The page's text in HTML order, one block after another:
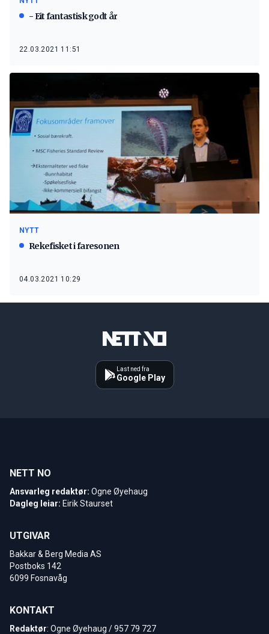
- Eit fantastisk godt år
22.03.2021 11:51
NYTT
Rekefisket i faresonen
04.03.2021 10:29
Last ned fra
Google Play
NETT NO
Ansvarleg redaktør: Ogne Øyehaug
Dagleg leiar: Eirik Staurset
UTGIVAR
Bakkar & Berg Media AS
Postboks 142
6099 Fosnavåg
KONTAKT
Redaktør: Ogne Øyehaug / 957 79 727